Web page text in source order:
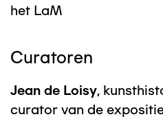
het LaM
Curatoren
Jean de Loisy,
curator van de